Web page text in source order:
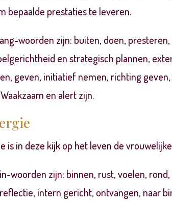
bepaalde prestaties te leveren.
woorden zijn: buiten, doen,
en strategisch plannen,
geven, initiatief nemen, richting
en alert zijn.
is in deze kijk op het leven de
woorden zijn: binnen, rust,voelen,
intern gericht, ontvangen, naar